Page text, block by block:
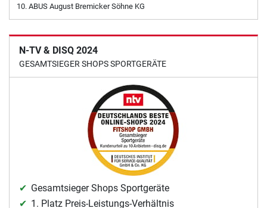
ABUS August Bremicker Söhne KG
N-TV & DISQ 2024
GESAMTSIEGER SHOPS SPORTGERÄTE
Gesamtsieger Shops Sportgeräte
1. Platz Preis-Leistungs-Verhältnis